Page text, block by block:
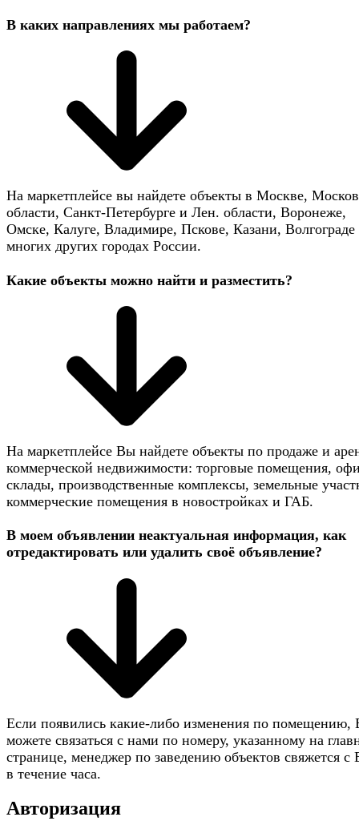
В каких направлениях мы работаем?
На маркетплейсе вы найдете объекты в Москве,
области, Санкт-Петербурге и Лен. области, Воронеже,
Омске, Калуге, Владимире, Пскове, Казани, Волгограде
многих других городах России.
Какие объекты можно найти и разместить?
На маркетплейсе Вы найдете объекты по продаже и
коммерческой недвижимости: торговые помещения,
склады, производственные комплексы, земельные
коммерческие помещения в новостройках и ГАБ.
В моем объявлении неактуальная информация, как
отредактировать или удалить своё объявление?
Если появились какие-либо изменения по помещению,
можете связаться с нами по номеру, указанному на
странице, менеджер по заведению объектов свяжется с
в течение часа.
Авторизация